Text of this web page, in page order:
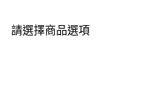
請選擇商品選項